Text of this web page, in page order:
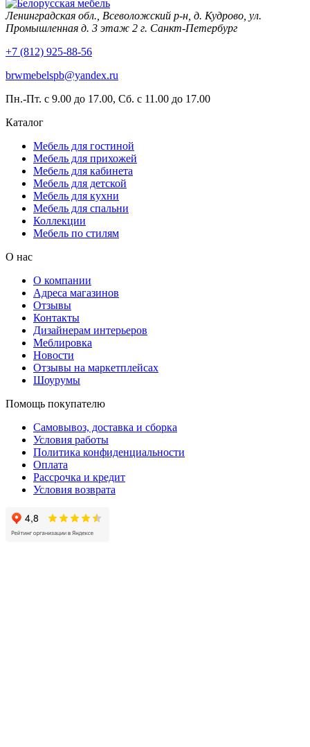
Ленинградская обл., Всеволожский р-н, д. Кудрово, ул.
Промышленная д. 3 этаж 2 г. Санкт-Петербург
+7 (812) 925-88-56
brwmebelspb@yandex.ru
Пн.-Пт. с 9.00 до 17.00, Сб. с 11.00 до 17.00
Каталог
Мебель для гостиной
Мебель для прихожей
Мебель для кабинета
Мебель для детской
Мебель для кухни
Мебель для спальни
Коллекции
Мебель по стилям
О нас
О компании
Адреса магазинов
Отзывы
Контакты
Дизайнерам интерьеров
Меблировка
Новости
Отзывы на маркетплейсах
Шоурумы
Помощь покупателю
Самовывоз, доставка и сборка
Условия работы
Политика конфиденциальности
Оплата
Рассрочка и кредит
Условия возврата